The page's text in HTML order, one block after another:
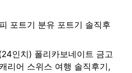
포트기 분유 포트기 솔직후
인치) 폴리카보네이트 금고
리어 스위스 여행 솔직후기,